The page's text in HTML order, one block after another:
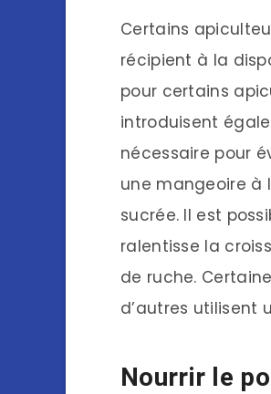
Certains
récipient à la
pour certains
introduisent
nécessaire pour
une mangeoire à
sucrée. Il est
ralentisse la
de ruche.
d’autres utilisent
Nourrir le